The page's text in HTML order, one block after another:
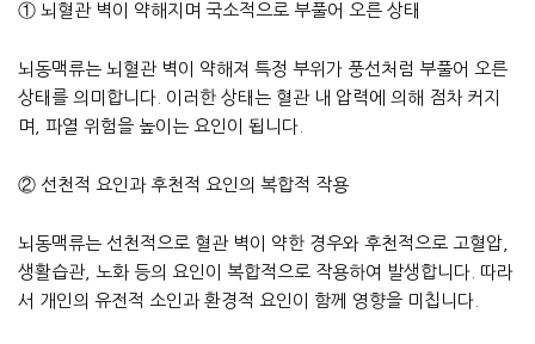
① 뇌혈관 벽이 약해지며 국소적으로 부풀어 오른 상태
뇌동맥류는 뇌혈관 벽이 약해져 특정 부위가 풍선처럼 부풀어 오른
상태를 의미합니다. 이러한 상태는 혈관 내 압력에 의해 점차 커지
며, 파열 위험을 높이는 요인이 됩니다.
② 선천적 요인과 후천적 요인의 복합적 작용
뇌동맥류는 선천적으로 혈관 벽이 약한 경우와 후천적으로 고혈압,
생활습관, 노화 등의 요인이 복합적으로 작용하여 발생합니다. 따라
서 개인의 유전적 소인과 환경적 요인이 함께 영향을 미칩니다.